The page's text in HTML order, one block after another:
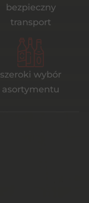
bezpieczny
transport
szeroki wybór
asortymentu